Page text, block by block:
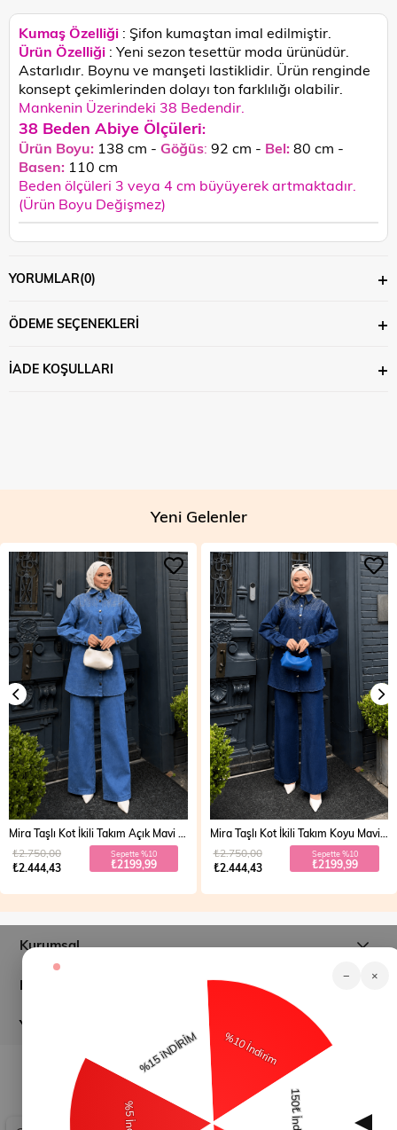
Kumaş Özelliği : Şifon kumaştan imal edilmiştir.
Ürün Özelliği : Yeni sezon tesettür moda ürünüdür.
Astarlıdır. Boynu ve manşeti lastiklidir. Ürün renginde
konsept çekimlerinden dolayı ton farklılığı olabilir.
Mankenin Üzerindeki 38 Bedendir.
38 Beden Abiye Ölçüleri:
Ürün Boyu: 138 cm - Göğüs: 92 cm - Bel:80 cm -
Basen: 110 cm
Beden ölçüleri 3 veya 4 cm büyüyerek artmaktadır.
(Ürün Boyu Değişmez)
YORUMLAR(0)
ÖDEME SEÇENEKLERI
İADE KOŞULLARI
Yeni Gelenler
₺2.444,43
₺2.750,00 Sepette %10
₺2199,99
Mira Taşlı Kot İkili Takım Koyu Mavi 19286
₺2.444,43
₺2.750,00 Sepette %10
₺2199,99
Kurumsal
Müşteri İlişkileri
Yardım
modamihram.com - Tüm Hakları Saklıdır.
− ×